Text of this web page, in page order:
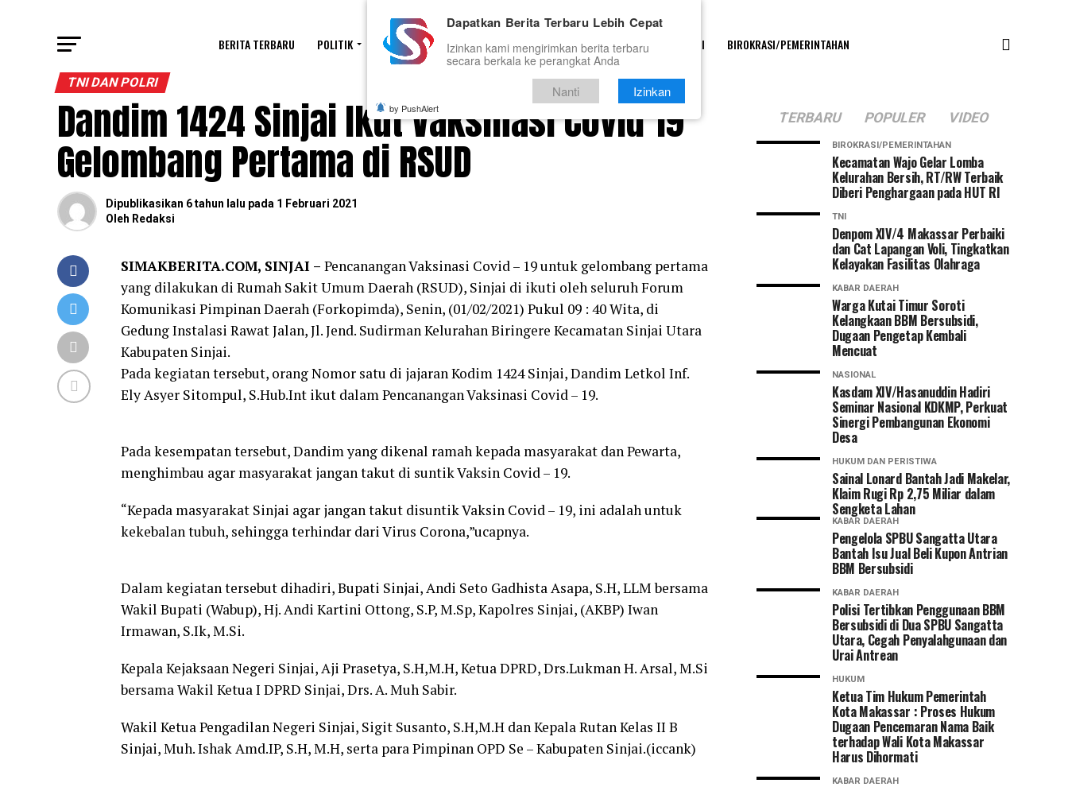
BERITA TERBARU POLITIK HUKUM PENDIDIKAN OLAHRAGA OPINI TNI DAN POLRI BIROKRASI/PEMERINTAHAN
TNI DAN POLRI
Dandim 1424 Sinjai Ikut Vaksinasi Covid 19
Gelombang Pertama di RSUD
Dipublikasikan 6 tahun lalu pada 1 Februari 2021
Oleh Redaksi
SIMAKBERITA.COM, SINJAI – Pencanangan Vaksinasi Covid – 19 untuk gelombang pertama
yang dilakukan di Rumah Sakit Umum Daerah (RSUD), Sinjai di ikuti oleh seluruh Forum
Komunikasi Pimpinan Daerah (Forkopimda), Senin, (01/02/2021) Pukul 09 : 40 Wita, di
Gedung Instalasi Rawat Jalan, Jl. Jend. Sudirman Kelurahan Biringere Kecamatan Sinjai Utara
Kabupaten Sinjai.
Pada kegiatan tersebut, orang Nomor satu di jajaran Kodim 1424 Sinjai, Dandim Letkol Inf.
Ely Asyer Sitompul, S.Hub.Int ikut dalam Pencanangan Vaksinasi Covid – 19.
Pada kesempatan tersebut, Dandim yang dikenal ramah kepada masyarakat dan Pewarta,
menghimbau agar masyarakat jangan takut di suntik Vaksin Covid – 19.
“Kepada masyarakat Sinjai agar jangan takut disuntik Vaksin Covid – 19, ini adalah untuk
kekebalan tubuh, sehingga terhindar dari Virus Corona,”ucapnya.
Dalam kegiatan tersebut dihadiri, Bupati Sinjai, Andi Seto Gadhista Asapa, S.H, LLM bersama
Wakil Bupati (Wabup), Hj. Andi Kartini Ottong, S.P, M.Sp, Kapolres Sinjai, (AKBP) Iwan
Irmawan, S.Ik, M.Si.
Kepala Kejaksaan Negeri Sinjai, Aji Prasetya, S.H,M.H, Ketua DPRD, Drs.Lukman H. Arsal, M.Si
bersama Wakil Ketua I DPRD Sinjai, Drs. A. Muh Sabir.
Wakil Ketua Pengadilan Negeri Sinjai, Sigit Susanto, S.H,M.H dan Kepala Rutan Kelas II B
Sinjai, Muh. Ishak Amd.IP, S.H, M.H, serta para Pimpinan OPD Se – Kabupaten Sinjai.(iccank)
TERBARU POPULER VIDEO
BIROKRASI/PEMERINTAHAN
Kecamatan Wajo Gelar Lomba
Kelurahan Bersih, RT/RW Terbaik
Diberi Penghargaan pada HUT RI
TNI
Denpom XIV/4 Makassar Perbaiki
dan Cat Lapangan Voli, Tingkatkan
Kelayakan Fasilitas Olahraga
KABAR DAERAH
Warga Kutai Timur Soroti
Kelangkaan BBM Bersubsidi,
Dugaan Pengetap Kembali
Mencuat
NASIONAL
Kasdam XIV/Hasanuddin Hadiri
Seminar Nasional KDKMP, Perkuat
Sinergi Pembangunan Ekonomi
Desa
HUKUM DAN PERISTIWA
Sainal Lonard Bantah Jadi Makelar,
Klaim Rugi Rp 2,75 Miliar dalam
Sengketa Lahan
KABAR DAERAH
Pengelola SPBU Sangatta Utara
Bantah Isu Jual Beli Kupon Antrian
BBM Bersubsidi
KABAR DAERAH
Polisi Tertibkan Penggunaan BBM
Bersubsidi di Dua SPBU Sangatta
Utara, Cegah Penyalahgunaan dan
Urai Antrean
HUKUM
Ketua Tim Hukum Pemerintah
Kota Makassar : Proses Hukum
Dugaan Pencemaran Nama Baik
terhadap Wali Kota Makassar
Harus Dihormati
KABAR DAERAH
Dapatkan Berita Terbaru Lebih Cepat
Izinkan kami mengirimkan berita terbaru
secara berkala ke perangkat Anda
Nanti Izinkan
by PushAlert